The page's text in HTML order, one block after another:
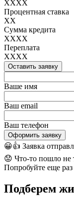
XXXX
Процентная ставка
XX
Сумма кредита
XXXX
Переплата
XXXX
Оставить заявку
Ваше имя
Ваш email
Ваш телефон
Оформить заявку
😀👍 Заявка
😟 Что-то пошло не
Попробуйте еще раз
Подберем